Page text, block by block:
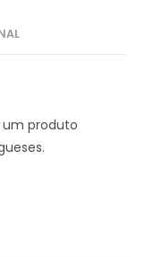
produto